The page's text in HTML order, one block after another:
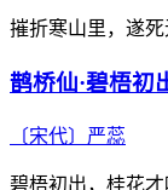
摧折寒山里，遂死
鹊桥仙·碧梧初
〔宋代〕 严蕊
碧梧初出，桂花